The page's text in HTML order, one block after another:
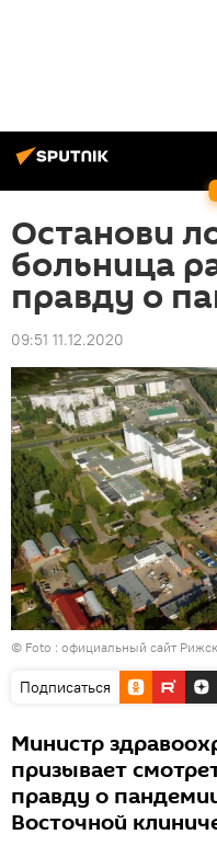
Останови
больница
правду о
09:51 11.12.2020
© Foto : официальный сайт
Подписаться
Министр
призывает
правду о
Восточной